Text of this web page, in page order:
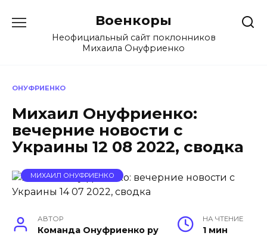
содержанию
Военкоры
Неофициальный сайт поклонников
Михаила Онуфриенко
ОНУФРИЕНКО
Михаил Онуфриенко:
вечерние новости с
Украины 12 08 2022, сводка
МИХАИЛ ОНУФРИЕНКО
АВТОР
Команда Онуфриенко ру
НА ЧТЕНИЕ
1 мин